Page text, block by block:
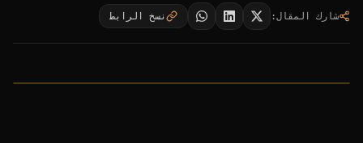
شارك المقال: نسخ الرابط